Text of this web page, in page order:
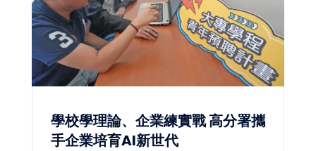
學校學理論、企業練實戰 高分署攜
手企業培育AI新世代